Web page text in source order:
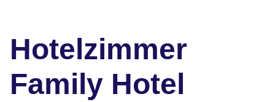
Hotelzimmer
Family Hotel